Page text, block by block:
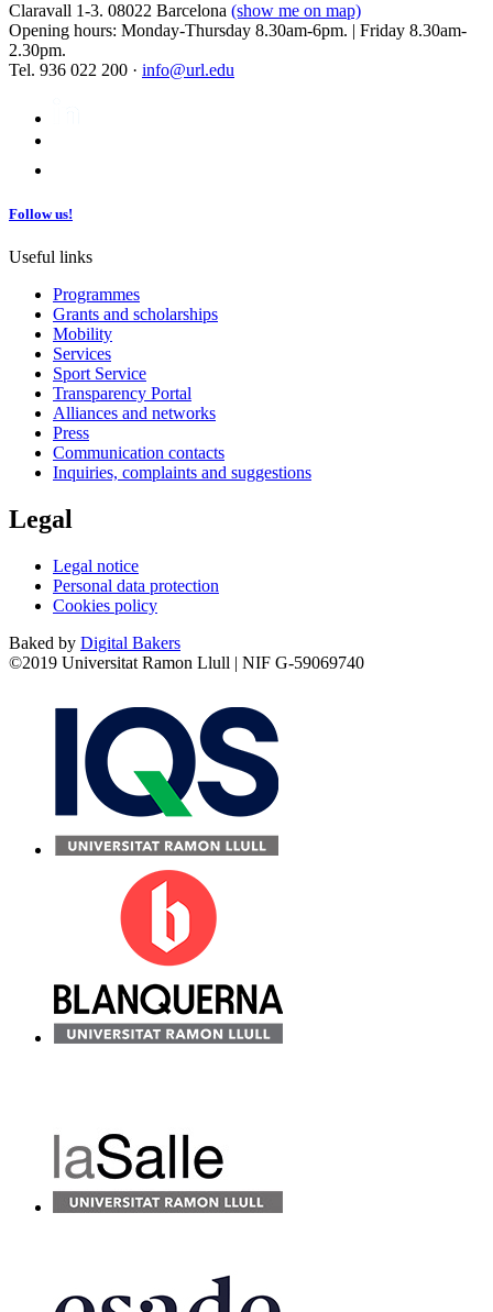
Claravall 1-3. 08022 Barcelona (show me on map)
Opening hours: Monday-Thursday 8.30am-6pm. | Friday 8.30am-
2.30pm.
Tel. 936 022 200 · info@url.edu
Follow us!
Useful links
Programmes
Grants and scholarships
Mobility
Services
Sport Service
Transparency Portal
Alliances and networks
Press
Communication contacts
Inquiries, complaints and suggestions
Legal
Legal notice
Personal data protection
Cookies policy
Baked by Digital Bakers
©2019 Universitat Ramon Llull | NIF G-59069740